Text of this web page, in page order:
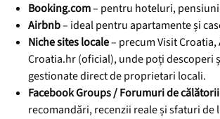
Booking.com– pentru hoteluri,
Airbnb– ideal pentru apartamente și
Niche sites locale– precum Visit
Croatia.hr (oficial), unde poți descoperi
gestionate direct de proprietari locali.
Facebook Groups / Forumuri de călătorii
recomandări, recenzii reale și sfaturi de